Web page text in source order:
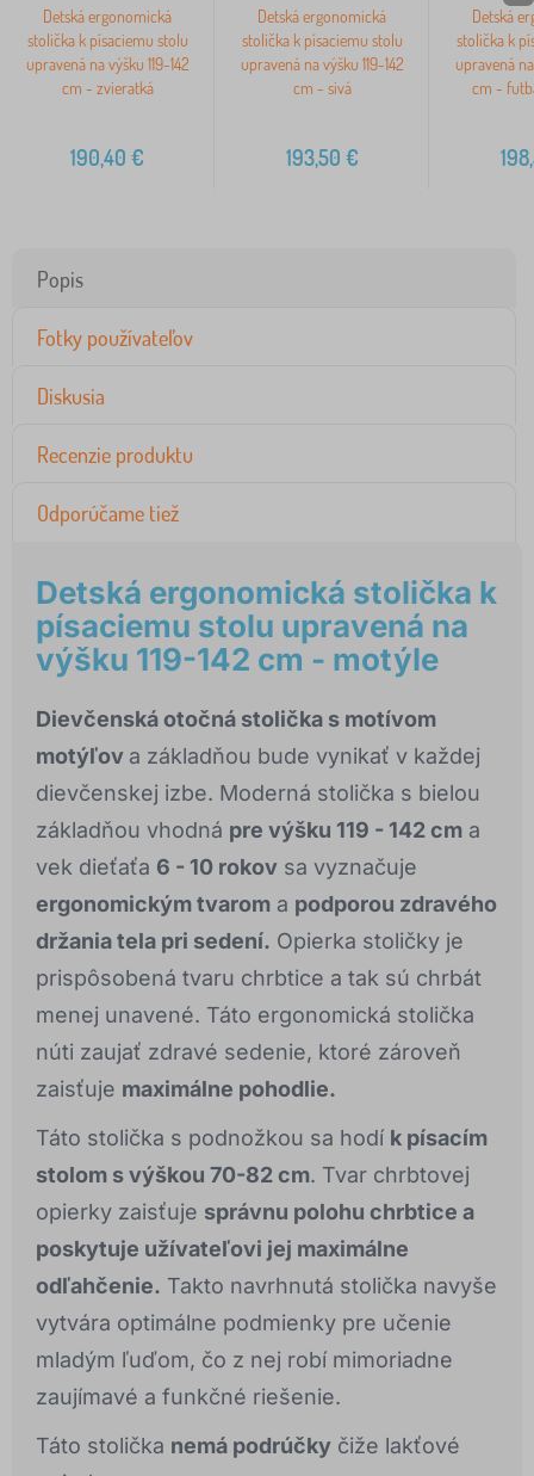
Detská ergonomická
stolička k písaciemu stolu
upravená na výšku 119-142
cm - zvieratká
190,40 €
Detská ergonomická
stolička k písaciemu stolu
upravená na výšku 119-142
cm - sivá
193,50 €
Detská
stolička k
upravená na
cm -
Popis
Fotky používateľov
Diskusia
Recenzie produktu
Odporúčame tiež
Detská ergonomická stolička k
písaciemu stolu upravená na
výšku 119-142 cm - motýle
Dievčenská otočná stolička s motívom
motýľov a základňou bude vynikať v každej
dievčenskej izbe. Moderná stolička s bielou
základňou vhodná pre výšku 119 - 142 cm a
vek dieťaťa 6 - 10 rokov sa vyznačuje
ergonomickým tvarom a podporou zdravého
držania tela pri sedení. Opierka stoličky je
prispôsobená tvaru chrbtice a tak sú chrbát
menej unavené. Táto ergonomická stolička
núti zaujať zdravé sedenie, ktoré zároveň
zaisťuje maximálne pohodlie.
Táto stolička s podnožkou sa hodí k písacím
stolom s výškou 70-82 cm. Tvar chrbtovej
opierky zaisťuje správnu polohu chrbtice a
poskytuje užívateľovi jej maximálne
odľahčenie. Takto navrhnutá stolička navyše
vytvára optimálne podmienky pre učenie
mladým ľuďom, čo z nej robí mimoriadne
zaujímavé a funkčné riešenie.
Táto stolička nemá podrúčky čiže lakťové